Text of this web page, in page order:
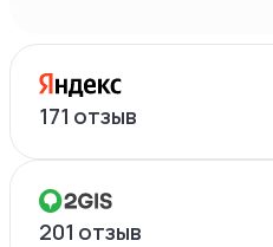
171 отзыв
201 отзыв